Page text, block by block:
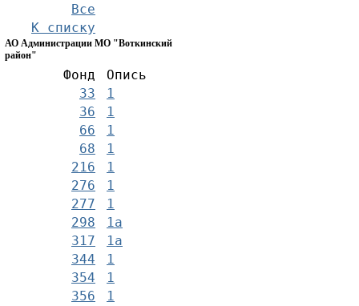
Все
К списку
АО Администрации МО "Воткинский
район"
Фонд
Опись
33
1
36
1
66
1
68
1
216
1
276
1
277
1
298
1а
317
1а
344
1
354
1
356
1